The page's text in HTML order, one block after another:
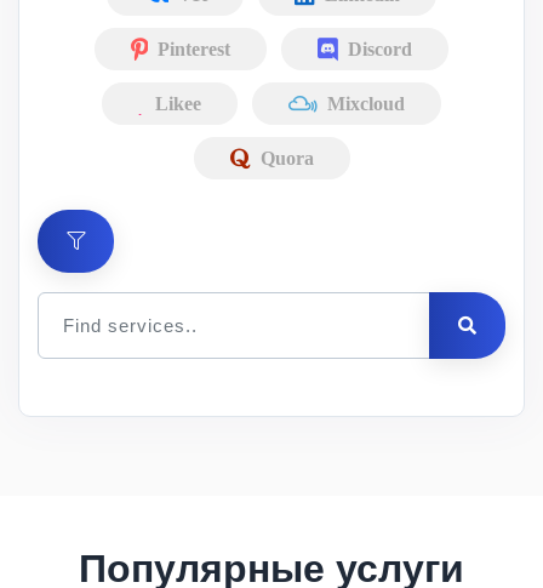
Pinterest Discord
Likee Mixcloud
Quora
Популярные услуги